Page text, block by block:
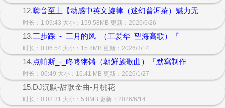
12.嗨音至上【动感中英文旋律（迷幻普洱茶）魅力无
时长：1:09:43 大小：159.58MB 更新：2026/6/26
13.三步踩_-_三月的风_（王爱华_望海高歌）『
时长：0:06:54 大小：15.8MB 更新：2026/3/14
14.点帕斯_-_咚咚锵锵（朝鲜族歌曲）『默寫制作
时长：06:49 大小：16.41 MB 更新：2026/1/27
15.DJ沉默-甜歌金曲-月桃花
时长：0:02:31 大小：5.8MB 更新：2026/6/14